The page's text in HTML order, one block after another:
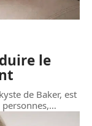
le
de Baker, est
…